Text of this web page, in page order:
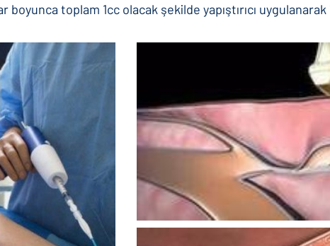
toplam 1cc olacak şekilde yapıştırıcı uygulanarak